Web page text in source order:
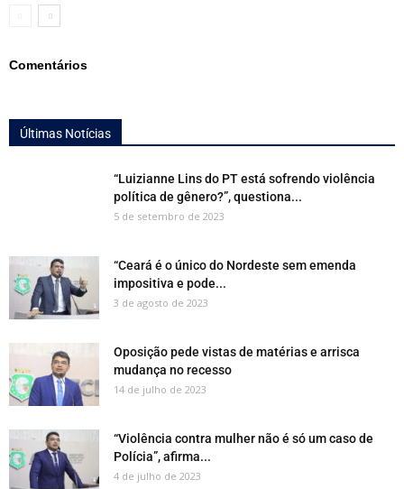
Comentários
Últimas Notícias
“Luizianne Lins do PT está sofrendo violência
política de gênero?”, questiona...
5 de setembro de 2023
“Ceará é o único do Nordeste sem emenda
impositiva e pode...
3 de agosto de 2023
Oposição pede vistas de matérias e arrisca
mudança no recesso
14 de julho de 2023
“Violência contra mulher não é só um caso de
Polícia”, afirma...
4 de julho de 2023